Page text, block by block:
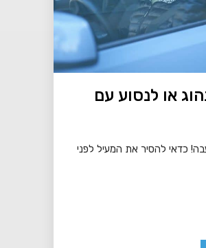
או לנסוע עם
כדאי להסיר את המעיל לפני